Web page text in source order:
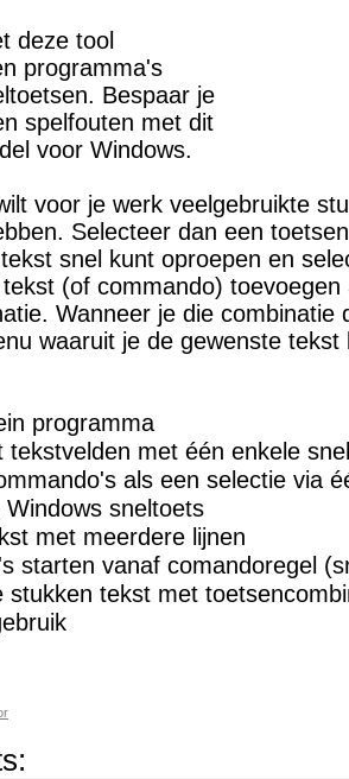
deze tool
programma's
Bespaar je
spelfouten met dit
voor Windows.
voor je werk veelgebruikte
Selecteer dan een
snel kunt oproepen en
(of commando) toevoegen
Wanneer je die combinatie
waaruit je de gewenste tekst
programma
tekstvelden met één enkele
als een selectie via
Windows sneltoets
met meerdere lijnen
starten vanaf comandoregel
stukken tekst met